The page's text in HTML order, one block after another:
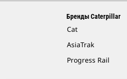
Бренды Caterpillar
Cat
AsiaTrak
Progress Rail